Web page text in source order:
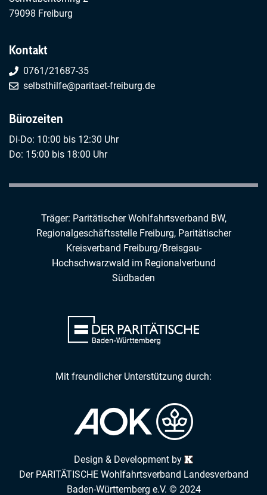
79098 Freiburg
Kontakt
0761/21687-35
selbsthilfe@paritaet-freiburg.de
Bürozeiten
Di-Do: 10:00 bis 12:30 Uhr
Do: 15:00 bis 18:00 Uhr
Träger: Paritätischer Wohlfahrtsverband BW,
Regionalgeschäftsstelle Freiburg, Paritätischer
Kreisverband Freiburg/Breisgau-
Hochschwarzwald im Regionalverbund
Südbaden
Mit freundlicher Unterstützung durch:
Design & Development by
Der PARITÄTISCHE Wohlfahrtsverband Landesverband
Baden-Württemberg e.V. © 2024